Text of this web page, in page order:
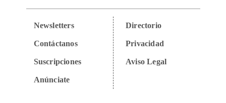
Newsletters
Contáctanos
Suscripciones
Anúnciate
Directorio
Privacidad
Aviso Legal